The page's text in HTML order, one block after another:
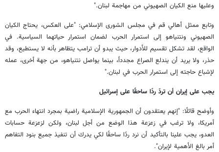
وعليها منع الكيان الصهيوني من مهاجمة لبنان."
وتابع ممثل أهالي قم في مجلس الشورى الإسلامي: "على العكس، يحتاج الكيان
الصهيوني ونتنياهو إلى استمرار الحرب لضمان استمرار حياتهما السياسية. في
الواقع، لقد تشكل تقسيم للأدوار، حيث يبدو أن ترامب يتظاهر بأنه لا يستطيع، وقد
حذر، ولا يريد أن يندلع الصراع مجدداً، بينما يواصل نتنياهو، من جهة أخرى، عمله
لإشباع حاجته إلى استمرار الحرب في لبنان."
يجب على إيران أن تردّ ردًا ساحقًا على إسرائيل
وأوضح قائلًا: "إنهم يعتقدون أن الجمهورية الإسلامية راضية بمجرد انتهاء الحرب مع
أمريكا، ولا ترغب في زعزعة هذا الوضع من أجل لبنان، ولكن لزعزعة حسابات
العدو، يجب علينا بالتأكيد أن نرد ردًا ساحقًا لكي يدرك أن تنفيذ جميع بنود التفاهم
أمر بالغ الأهمية لإيران".